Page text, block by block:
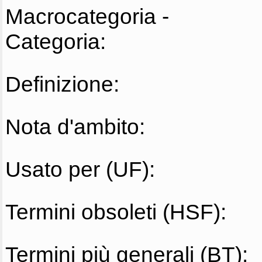
Macrocategoria -
Categoria:
Definizione:
Nota d'ambito:
Usato per (UF):
Termini obsoleti (HSF):
Termini più generali (BT):